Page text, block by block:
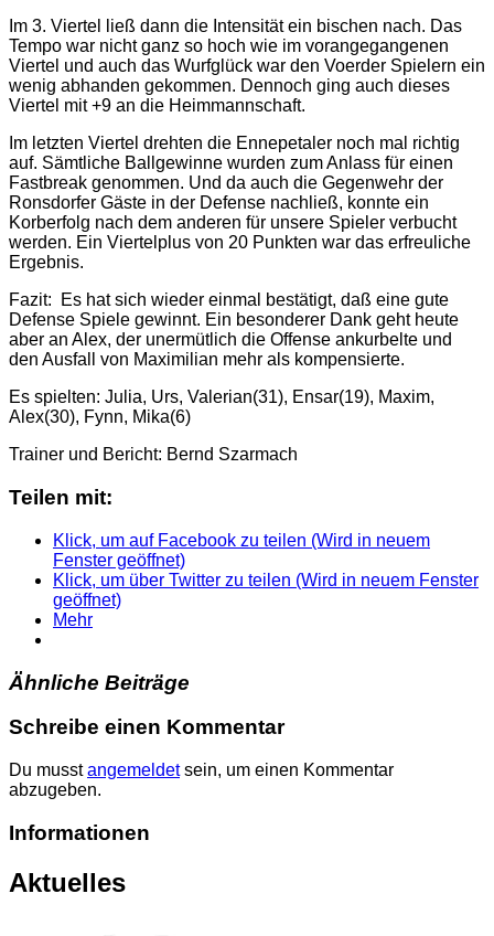
Im 3. Viertel ließ dann die Intensität ein bischen nach. Das
Tempo war nicht ganz so hoch wie im vorangegangenen
Viertel und auch das Wurfglück war den Voerder Spielern ein
wenig abhanden gekommen. Dennoch ging auch dieses
Viertel mit +9 an die Heimmannschaft.
Im letzten Viertel drehten die Ennepetaler noch mal richtig
auf. Sämtliche Ballgewinne wurden zum Anlass für einen
Fastbreak genommen. Und da auch die Gegenwehr der
Ronsdorfer Gäste in der Defense nachließ, konnte ein
Korberfolg nach dem anderen für unsere Spieler verbucht
werden. Ein Viertelplus von 20 Punkten war das erfreuliche
Ergebnis.
Fazit: Es hat sich wieder einmal bestätigt, daß eine gute
Defense Spiele gewinnt. Ein besonderer Dank geht heute
aber an Alex, der unermütlich die Offense ankurbelte und
den Ausfall von Maximilian mehr als kompensierte.
Es spielten: Julia, Urs, Valerian(31), Ensar(19), Maxim,
Alex(30), Fynn, Mika(6)
Trainer und Bericht: Bernd Szarmach
Teilen mit:
Klick, um auf Facebook zu teilen (Wird in neuem
Fenster geöffnet)
Klick, um über Twitter zu teilen (Wird in neuem Fenster
geöffnet)
Mehr
Ähnliche Beiträge
Schreibe einen Kommentar
Du musstangemeldetsein, um einen Kommentar
abzugeben.
Informationen
Aktuelles